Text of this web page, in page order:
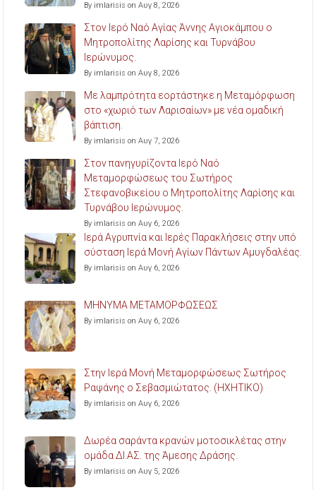
By imlarisis on Αυγ 8, 2026
Στον Ιερό Ναό Αγίας Άννης Αγιοκάμπου ο
Μητροπολίτης Λαρίσης και Τυρνάβου
Ιερώνυμος.
By imlarisis on Αυγ 8, 2026
Με λαμπρότητα εορτάστηκε η Μεταμόρφωση
στο «χωριό των Λαρισαίων» με νέα ομαδική
βάπτιση.
By imlarisis on Αυγ 7, 2026
Στον πανηγυρίζοντα Ιερό Ναό
Μεταμορφώσεως του Σωτήρος
Στεφανοβικείου ο Μητροπολίτης Λαρίσης και
Τυρνάβου Ιερώνυμος.
By imlarisis on Αυγ 6, 2026
Ιερά Αγρυπνία και Ιερές Παρακλήσεις στην υπό
σύσταση Ιερά Μονή Αγίων Πάντων Αμυγδαλέας.
By imlarisis on Αυγ 6, 2026
ΜΗΝΥΜΑ ΜΕΤΑΜΟΡΦΩΣΕΩΣ
By imlarisis on Αυγ 6, 2026
Στην Ιερά Μονή Μεταμορφώσεως Σωτήρος
Ραψάνης ο Σεβασμιώτατος. (ΗΧΗΤΙΚΟ)
By imlarisis on Αυγ 6, 2026
Δωρέα σαράντα κρανών μοτοσικλέτας στην
ομάδα ΔΙ.ΑΣ. της Άμεσης Δράσης.
By imlarisis on Αυγ 5, 2026